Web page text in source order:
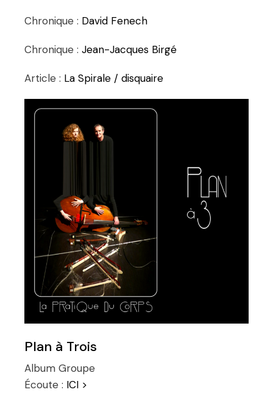
Chronique : David Fenech
Chronique :Jean-Jacques Birgé
Article : La Spirale / disquaire
Plan à Trois
AlbumGroupe
Écoute : ICI >